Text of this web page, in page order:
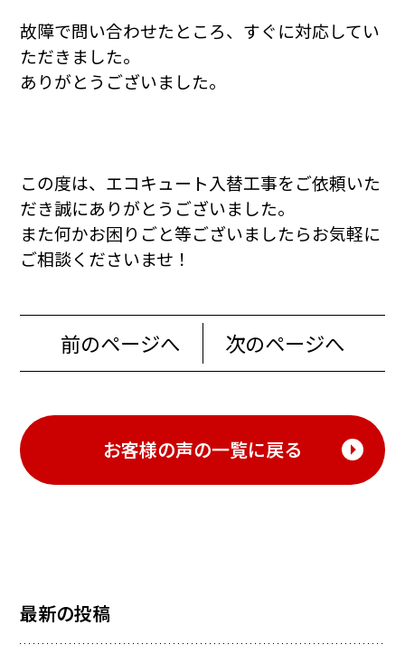
故障で問い合わせたところ、すぐに対応してい
ただきました。
ありがとうございました。
この度は、エコキュート入替工事をご依頼いた
だき誠にありがとうございました。
また何かお困りごと等ございましたらお気軽に
ご相談くださいませ！
前のページへ 次のページへ
お客様の声の一覧に戻る
最新の投稿